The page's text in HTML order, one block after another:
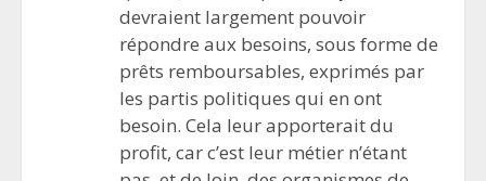
devraient largement pouvoir
répondre aux besoins, sous forme de
prêts remboursables, exprimés par
les partis politiques qui en ont
besoin. Cela leur apporterait du
profit, car c’est leur métier n’étant